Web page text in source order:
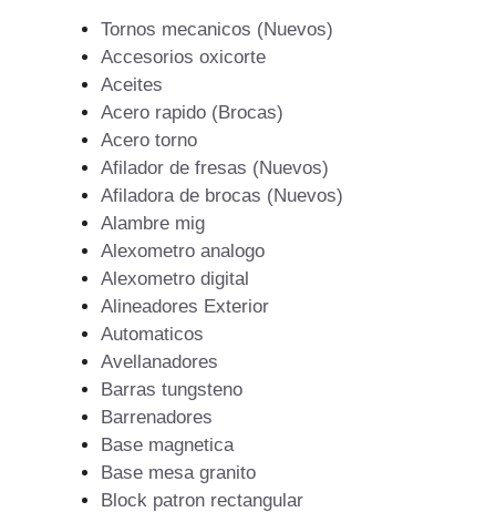
Tornos mecanicos (Nuevos)
Accesorios oxicorte
Aceites
Acero rapido (Brocas)
Acero torno
Afilador de fresas (Nuevos)
Afiladora de brocas (Nuevos)
Alambre mig
Alexometro analogo
Alexometro digital
Alineadores Exterior
Automaticos
Avellanadores
Barras tungsteno
Barrenadores
Base magnetica
Base mesa granito
Block patron rectangular